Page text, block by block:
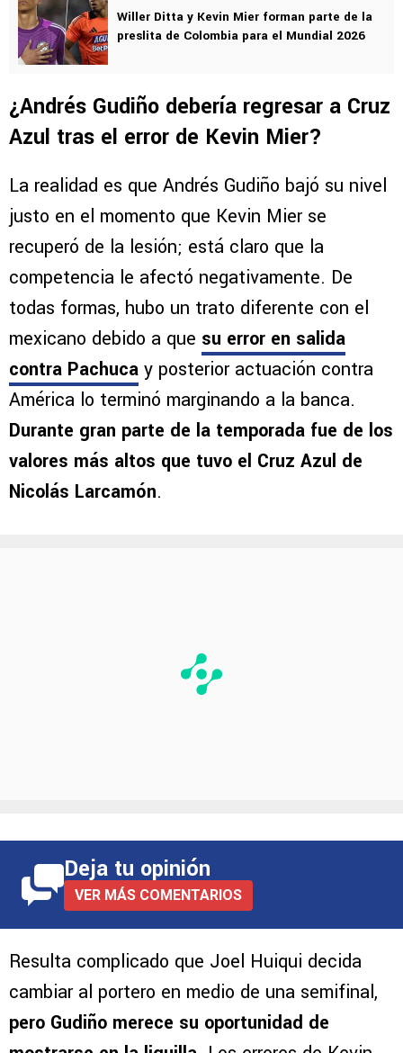
Willer Ditta y Kevin Mier forman parte de la
preslita de Colombia para el Mundial 2026
¿Andrés Gudiño debería regresar a Cruz
Azul tras el error de Kevin Mier?
La realidad es que Andrés Gudiño bajó su nivel
justo en el momento que Kevin Mier se
recuperó de la lesión; está claro que la
competencia le afectó negativamente. De
todas formas, hubo un trato diferente con el
mexicano debido a que su error en salida
contra Pachuca y posterior actuación contra
América lo terminó marginando a la banca.
Durante gran parte de la temporada fue de los
valores más altos que tuvo el Cruz Azul de
Nicolás Larcamón.
Deja tu opinión
VER MÁS COMENTARIOS
Resulta complicado que Joel Huiqui decida
cambiar al portero en medio de una semifinal,
pero Gudiño merece su oportunidad de